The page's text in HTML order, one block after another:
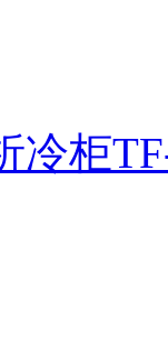
冷柜